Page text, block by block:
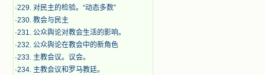
·229. 对民主的检验。“动态多数”
·230. 教会与民主
·231. 公众舆论对教会生活的影响。
·232. 公众舆论在教会中的新角色
·233. 主教会议。议会。
·234. 主教会议和罗马教廷。